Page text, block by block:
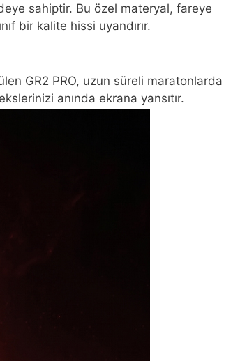
sahiptir. Bu özel materyal, fareye
bir kalite hissi uyandırır.
GR2 PRO, uzun süreli maratonlarda
anında ekrana yansıtır.